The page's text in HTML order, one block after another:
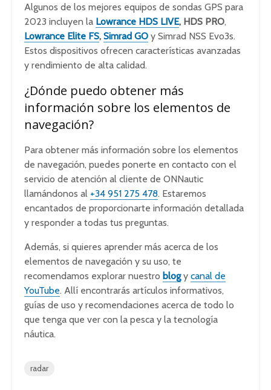
Algunos de los mejores equipos de sondas GPS para
2023 incluyen la Lowrance HDS LIVE, HDS PRO,
Lowrance Elite FS, Simrad GO y Simrad NSS Evo3s.
Estos dispositivos ofrecen características avanzadas
y rendimiento de alta calidad.
¿Dónde puedo obtener más
información sobre los elementos de
navegación?
Para obtener más información sobre los elementos
de navegación, puedes ponerte en contacto con el
servicio de atención al cliente de ONNautic
llamándonos al +34 951 275 478. Estaremos
encantados de proporcionarte información detallada
y responder a todas tus preguntas.
Además, si quieres aprender más acerca de los
elementos de navegación y su uso, te
recomendamos explorar nuestro blog y canal de
YouTube. Allí encontrarás artículos informativos,
guías de uso y recomendaciones acerca de todo lo
que tenga que ver con la pesca y la tecnología
náutica.
radar